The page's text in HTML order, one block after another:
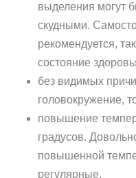
выделения могут
скудными.
рекомендуется,
состояние
без видимых
головокружение,
повышение
градусов.
повышенной
регулярные.